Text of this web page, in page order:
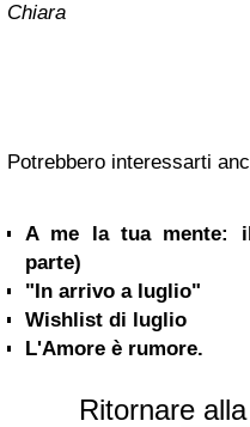
Chiara
Potrebbero interessarti
A me la tua mente:
parte)
"In arrivo a luglio"
Wishlist di luglio
L'Amore è rumore.
Ritornare